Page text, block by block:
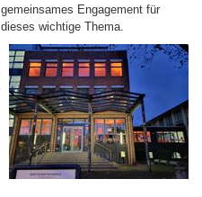
gemeinsames Engagement für
dieses wichtige Thema.